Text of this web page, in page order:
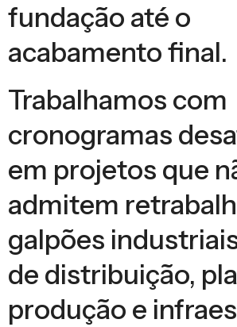
fundação até o
acabamento final.
Trabalhamos com
cronogramas
em projetos que
admitem
galpões
de distribuição,
produção e